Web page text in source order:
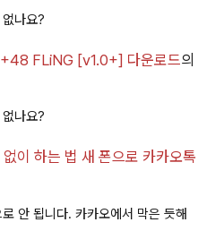
나요?
FLiNG [v1.0+] 다운로드의
나요?
이 하는 법 새 폰으로 카카오톡
안 됩니다. 카카오에서 막은 듯해